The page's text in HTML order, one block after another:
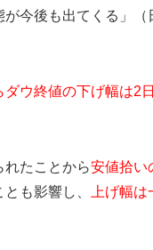
が今後も出てくる」（
ダウ終値の下げ幅は2
れたことから安値拾い
も影響し、
上げ幅